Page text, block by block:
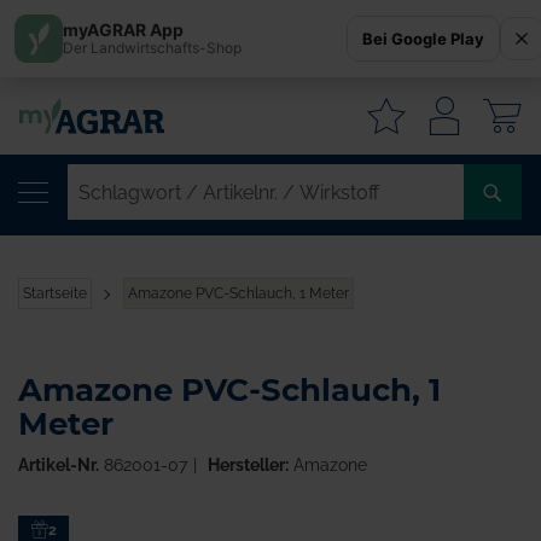
Startseite Amazone PVC-Schlauch, 1 Meter
Zum2
Amazone PVC-Schlauch, 1
Meter
Artikel-Nr. 862001-07 Hersteller:Amazone
myAGRAR App
Der Landwirtschafts-Shop Bei Google Play